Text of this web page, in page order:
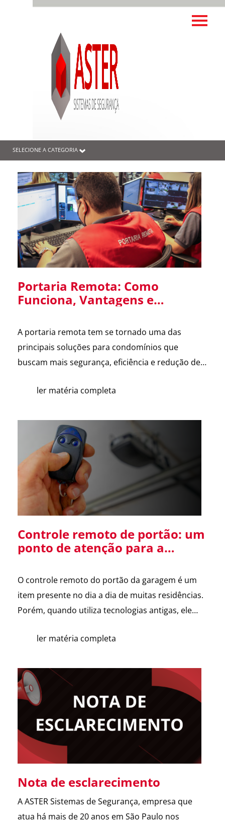
SELECIONE A CATEGORIA
Portaria Remota: Como
Funciona, Vantagens e
Condomínios
A portaria remota tem se tornado uma das
principais soluções para condomínios que
buscam mais segurança, eficiência e redução de
dificuldade na contratação de mão de obra, cada
avaliando essa alternativa. Para esclarecer as
principais dúvidas, reunimos cortes do nosso
Diretor […]
ler matéria completa
Controle remoto de portão: um
ponto de atenção para a
O controle remoto do portão da garagem é um
item presente no dia a dia de muitas residências.
Porém, quando utiliza tecnologias antigas, ele
segurança. Alguns sistemas de portões
seja, o controle envia sempre o mesmo sinal para
abrir o portão. Esse […]
ler matéria completa
Nota de esclarecimento
A ASTER Sistemas de Segurança, empresa que
atua há mais de 20 anos em São Paulo nos